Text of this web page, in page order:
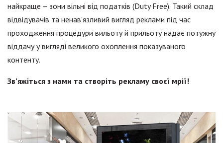
найкраще – зони вільні від податків (Duty Free). Такий склад
відвідувачів та ненав’язливий вигляд реклами під час
проходження процедури вильоту й прильоту надає потужну
віддачу у вигляді великого охоплення показуваного
контенту.
Зв’яжіться з нами та створіть рекламу своєї мрії!